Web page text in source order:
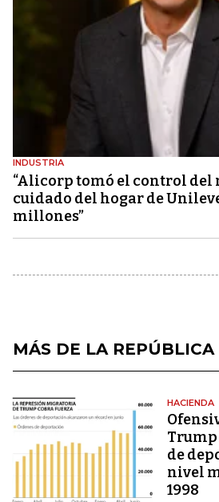
INDUSTRIA
“Alicorp tomó el control del
cuidado del hogar de
millones”
MÁS DE LA REPÚBLICA
HACIENDA
Trump
de
nivel
1998